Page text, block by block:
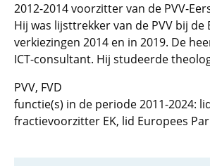
2012-2014 voorzitter van de PVV-
Hij was lijsttrekker van de PVV bij de
verkiezingen 2014 en in 2019. De
ICT-consultant. Hij studeerde
PVV, FVD
functie(s) in de periode 2011-2024:
fractievoorzitter EK, lid Europees